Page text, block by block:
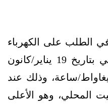
الطلب على الكهرباء
سُجّل خلال الأسبوع الماضي بتاريخ 19 يناير/كانون
وبلغ 4 آلاف و10 ميغاواط/ساعة، وذلك عند
بالتوقيت المحلي، وهو الأعلى